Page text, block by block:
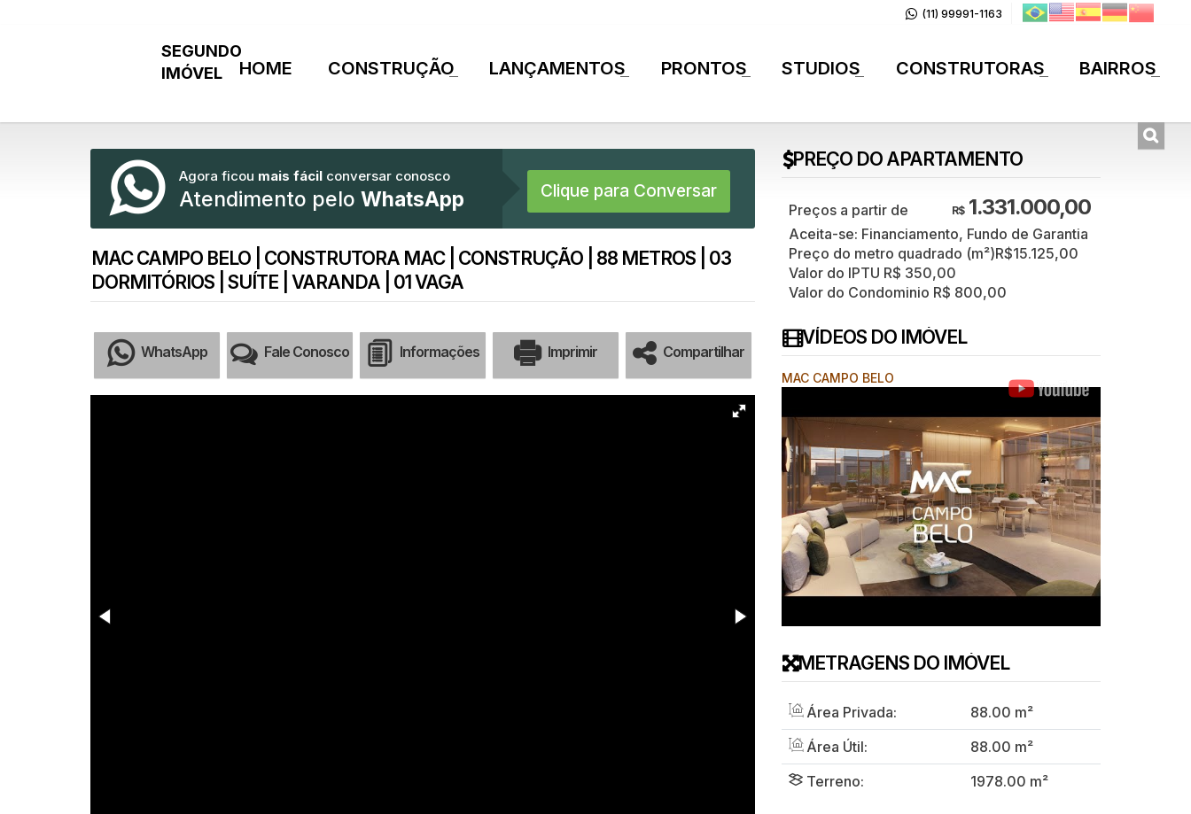
(11) 99991-1163
BAIRROS
CONSTRUTORAS
STUDIOS
PRONTOS
LANÇAMENTOS
CONSTRUÇÃO
HOME
Agora ficou mais fácil conversar conosco
Atendimento pelo WhatsApp Clique para Conversar
MAC CAMPO BELO | CONSTRUTORA MAC | CONSTRUÇÃO | 88 METROS | 03
DORMITÓRIOS | SUÍTE | VARANDA | 01 VAGA
WhatsApp Fale Conosco Informações Imprimir Compartilhar
PREÇO DO APARTAMENTO
R$1.331.000,00
Aceita-se: Financiamento, Fundo de Garantia
Preço do metro quadrado (m²)R$15.125,00
Valor do IPTU R$ 350,00
Valor do Condominio R$ 800,00
VÍDEOS DO IMÓVEL
MAC CAMPO BELO
METRAGENS DO IMÓVEL
Área Privada: 88.00 m²
Área Útil:
88.00 m²
Terreno:
1978.00 m²